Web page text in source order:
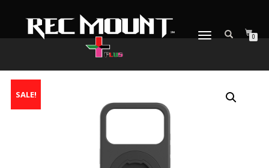
ナ
ー
0
SALE!